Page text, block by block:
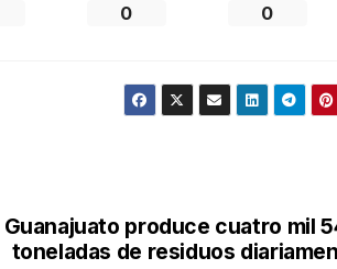
0 0
Guanajuato produce cuatro mil
toneladas de residuos